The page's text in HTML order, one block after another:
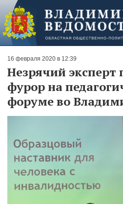
16 февраля 2020 в 12:39
Незрячий эксперт
фурор на
форуме во